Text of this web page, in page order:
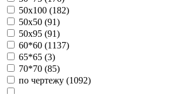
50х100 (182)
50х50 (91)
50х95 (91)
60*60 (1137)
65*65 (3)
70*70 (85)
по чертежу (1092)